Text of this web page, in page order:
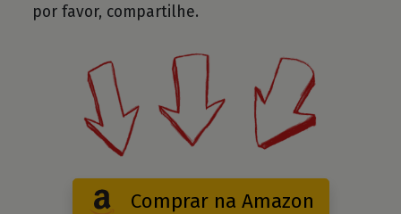
por favor, compartilhe.
Comprar na Amazon